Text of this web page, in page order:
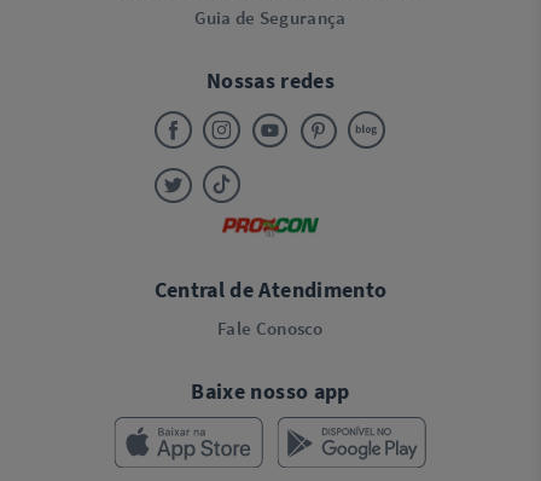
Guia de Segurança
Nossas redes
Central de Atendimento
Fale Conosco
Baixe nosso app